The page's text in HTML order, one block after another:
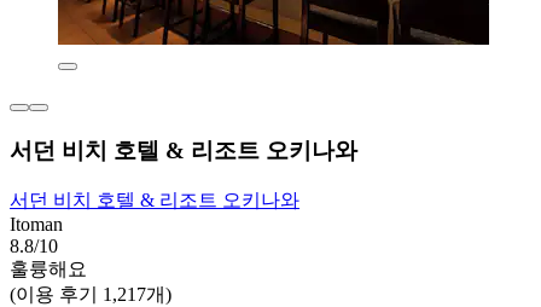
서던 비치 호텔 & 리조트 오키나와
서던 비치 호텔 & 리조트 오키나와
Itoman
8.8/10
훌륭해요
(이용 후기 1,217개)